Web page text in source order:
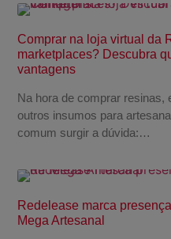
Comprar na loja virtual da
marketplaces? Descubra
vantagens
Na hora de comprar resinas,
outros insumos para
comum surgir a dúvida:…
Redelease marca
Mega Artesanal